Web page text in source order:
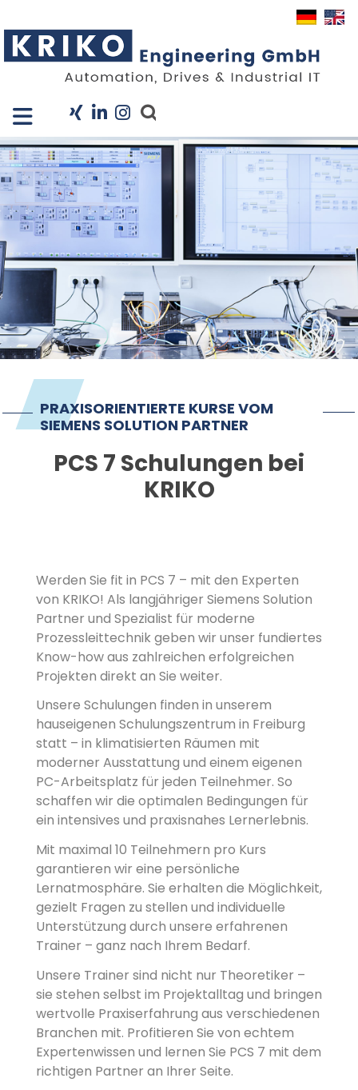
Unternehmen
Projekte
Branchen
KRIS
Karriere
News
Kontakt
Impressum
PRAXISORIENTIERTE KURSE VOM
SIEMENS SOLUTION PARTNER
PCS 7 Schulungen bei
KRIKO
Werden Sie fit in PCS 7 – mit den Experten
von KRIKO! Als langjähriger Siemens Solution
Partner und Spezialist für moderne
Prozessleittechnik geben wir unser fundiertes
Know-how aus zahlreichen erfolgreichen
Projekten direkt an Sie weiter.
Unsere Schulungen finden in unserem
hauseigenen Schulungszentrum in Freiburg
statt – in klimatisierten Räumen mit
moderner Ausstattung und einem eigenen
PC-Arbeitsplatz für jeden Teilnehmer. So
schaffen wir die optimalen Bedingungen für
ein intensives und praxisnahes Lernerlebnis.
Mit maximal 10 Teilnehmern pro Kurs
garantieren wir eine persönliche
Lernatmosphäre. Sie erhalten die Möglichkeit,
gezielt Fragen zu stellen und individuelle
Unterstützung durch unsere erfahrenen
Trainer – ganz nach Ihrem Bedarf.
Unsere Trainer sind nicht nur Theoretiker –
sie stehen selbst im Projektalltag und bringen
wertvolle Praxiserfahrung aus verschiedenen
Branchen mit. Profitieren Sie von echtem
Expertenwissen und lernen Sie PCS 7 mit dem
richtigen Partner an Ihrer Seite.